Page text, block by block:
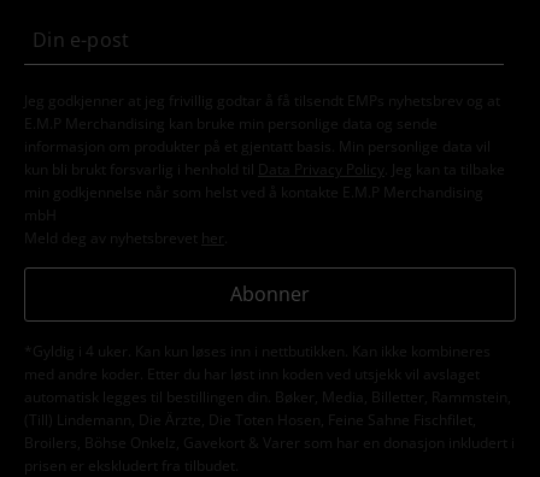
Jeg godkjenner at jeg frivillig godtar å få tilsendt EMPs nyhetsbrev og at
E.M.P Merchandising kan bruke min personlige data og sende
informasjon om produkter på et gjentatt basis. Min personlige data vil
kun bli brukt forsvarlig i henhold til
Data Privacy Policy
. Jeg kan ta tilbake
min godkjennelse når som helst ved å kontakte E.M.P Merchandising
mbH
Meld deg av nyhetsbrevet her
Abonner
*Gyldig i 4 uker. Kan kun løses inn i nettbutikken. Kan ikke kombineres
med andre koder. Etter du har løst inn koden ved utsjekk vil avslaget
automatisk legges til bestillingen din. Bøker, Media, Billetter, Rammstein,
(Till) Lindemann, Die Ärzte, Die Toten Hosen, Feine Sahne Fischfilet,
Broilers, Böhse Onkelz, Gavekort & Varer som har en donasjon inkludert i
prisen er ekskludert fra tilbudet.